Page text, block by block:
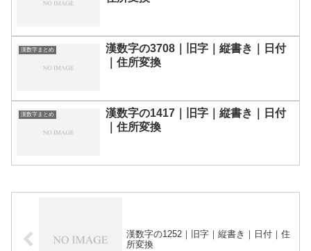
漢数字まとめ
漢数字の3708｜旧字｜縦書き｜日付
｜住所変換
漢数字まとめ
漢数字の1417｜旧字｜縦書き｜日付
｜住所変換
漢数字の1252｜旧字｜縦書き｜日付｜住
所変換